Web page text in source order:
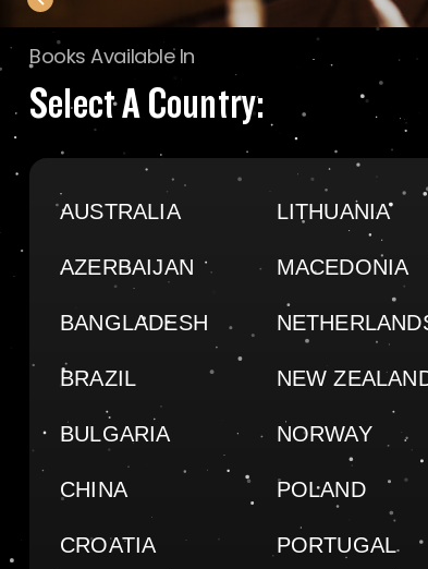
Books Available In
Select A Country:
AUSTRALIA
AZERBAIJAN
BANGLADESH
BRAZIL
BULGARIA
CHINA
CROATIA
LITHUANIA
MACEDONIA
NEW
NORWAY
POLAND
PORTUGAL